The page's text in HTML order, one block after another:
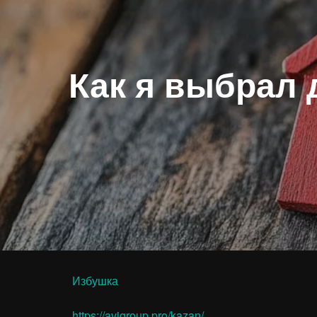
Как я выбрал
Избушка